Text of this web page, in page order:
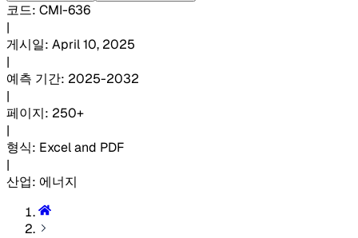
코드: CMI-636
|
게시일: April 10, 2025
|
예측 기간: 2025-2032
|
페이지: 250+
|
형식: Excel and PDF
|
산업: 에너지